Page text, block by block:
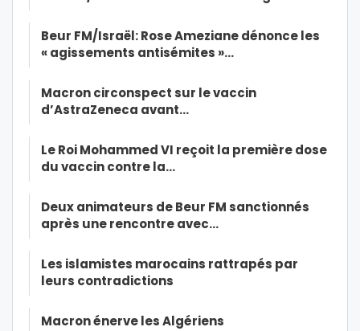
Beur FM/Israël: Rose Ameziane dénonce les
« agissements antisémites »…
Macron circonspect sur le vaccin
d’AstraZeneca avant…
Le Roi Mohammed VI reçoit la première dose
du vaccin contre la…
Deux animateurs de Beur FM sanctionnés
après une rencontre avec…
Les islamistes marocains rattrapés par
leurs contradictions
Macron énerve les Algériens